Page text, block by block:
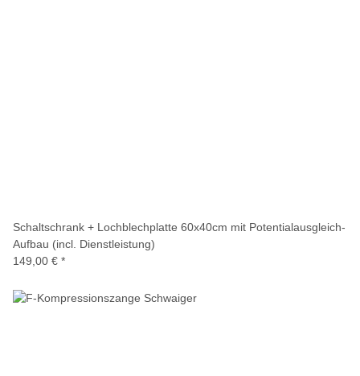
Schaltschrank + Lochblechplatte 60x40cm mit Potentialausgleich-
Aufbau (incl. Dienstleistung)
149,00 € *